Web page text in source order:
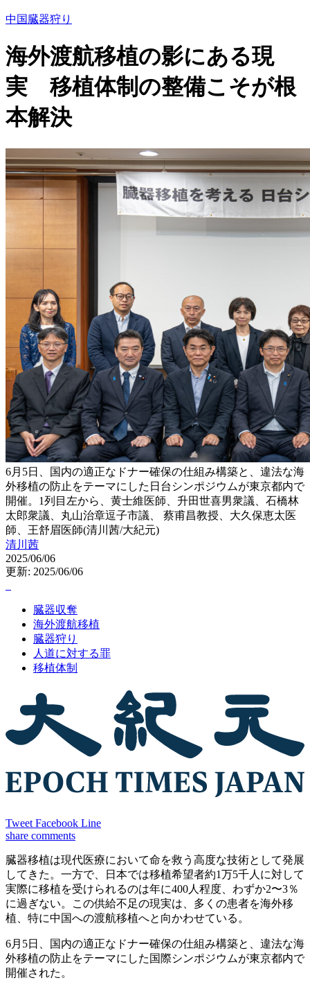
中国臓器狩り
海外渡航移植の影にある現
実 移植体制の整備こそが根
本解決
6月5日、国内の適正なドナー確保の仕組み構築と、違法な海
外移植の防止をテーマにした日台シンポジウムが東京都内で
開催。1列目左から、黄士維医師、升田世喜男衆議、石橋林
太郎衆議、丸山治章逗子市議、 蔡甫昌教授、大久保恵太医
師、王舒眉医師(清川茜/大紀元)
清川茜
2025/06/06
更新: 2025/06/06
臓器収奪
海外渡航移植
臓器狩り
人道に対する罪
移植体制
Tweet Facebook Line
share comments
臓器移植は現代医療において命を救う高度な技術として発展
してきた。一方で、日本では移植希望者約1万5千人に対して
実際に移植を受けられるのは年に400人程度、わずか2〜3％
に過ぎない。この供給不足の現実は、多くの患者を海外移
植、特に中国への渡航移植へと向かわせている。
6月5日、国内の適正なドナー確保の仕組み構築と、違法な海
外移植の防止をテーマにした国際シンポジウムが東京都内で
開催された。